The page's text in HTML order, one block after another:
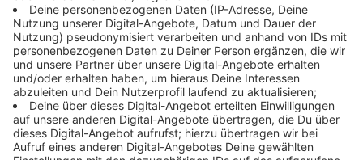
Wege derart zugeparkt, dass Einsatzfahrzeuge der
Feuerwehr nicht durchkamen. Das geht nicht, sagt die
Stadt. In engen Straßen und an unübersichtlichen
Stellen dürfen Autofahrer nicht parken. Im Ernstfall
eines Einsatzes zählt jede Sekunde. In den
kommenden Wochen planen Ordnungsamts-
Mitarbeiter verstärkt zu kontrollieren und konsequent
Knöllchen zu verteilen.